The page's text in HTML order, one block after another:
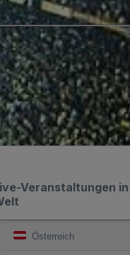
Veranstaltungen
Österreich